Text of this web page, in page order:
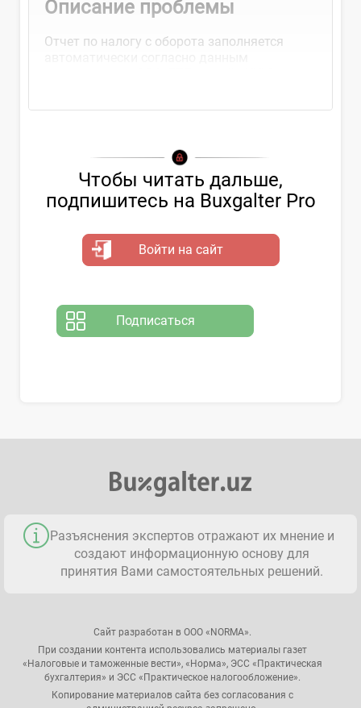
Описание проблемы
Отчет по налогу с оборота заполняется
Чтобы читать дальше,
подпишитесь на Buxgalter Pro
Войти на сайт
Подписаться
Разъяснения экспертов отражают их мнение и
создают информационную основу для
принятия Вами самостоятельных решений.
Сайт разработан в ООО «NORMA».
При создании контента использовались материалы газет
«Налоговые и таможенные вести», «Норма», ЭСС «Практическая
бухгалтерия» и ЭСС «Практическое налогообложение».
Копирование материалов сайта без согласования с